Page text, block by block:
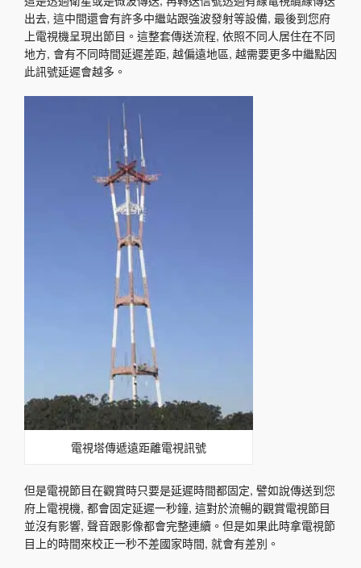
出去, 這中間還會有許多中繼站跟強波發射等設備, 最後到您府
上電視機呈現出節目。這整套傳送流程, 依照不同人居住在不同
地方, 會有不同時間延遲差距, 越偏遠地區, 越需要更多中繼點因
此訊號延遲會越多。
電視塔傳遞遠距離電視訊號
但是電視節目在觀賞時只要是延遲時間都固定, 譬如說傳送到您
府上電視機, 都會固定延遲一秒鐘, 這對於流暢的觀賞電視節目
並沒有影響, 聲音跟影像都會完整連續。但是如果此時拿電視節
目上的時間來校正一秒不差國家時間, 就會有差別。